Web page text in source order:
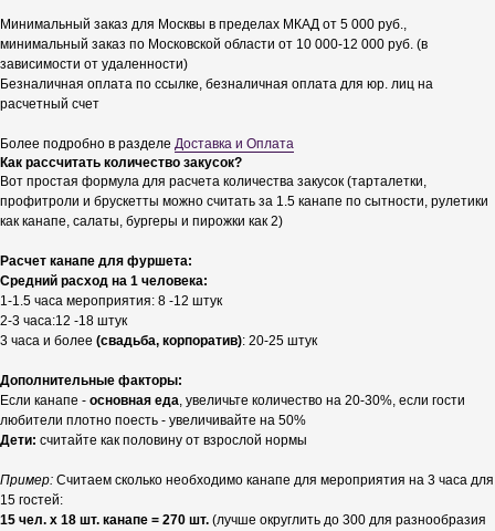
Минимальный заказ для Москвы в пределах МКАД от 5 000 руб.,
минимальный заказ по Московской области от 10 000-12 000 руб. (в
зависимости от удаленности)
Безналичная оплата по ссылке, безналичная оплата для юр. лиц на
расчетный счет
Более подробно в разделе Доставка и Оплата
Как рассчитать количество закусок?
Вот простая формула для расчета количества закусок (тарталетки,
профитроли и брускетты можно считать за 1.5 канапе по сытности, рулетики
как канапе, салаты, бургеры и пирожки как 2)
Расчет канапе для фуршета:
Средний расход на 1 человека:
1-1.5 часа мероприятия: 8 -12 штук
2-3 часа:12 -18 штук
3 часа и более (свадьба, корпоратив): 20-25 штук
Дополнительные факторы:
Если канапе - основная еда, увеличьте количество на 20-30%, если гости
любители плотно поесть - увеличивайте на 50%
Дети: считайте как половину от взрослой нормы
Пример: Считаем сколько необходимо канапе для мероприятия на 3 часа для
15 гостей:
15 чел. х 18 шт. канапе = 270 шт. (лучше округлить до 300 для разнообразия